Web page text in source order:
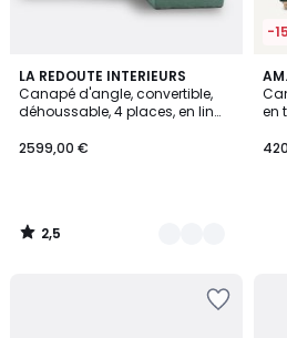
LA REDOUTE INTERIEURS
Canapé d'angle, convertible,
déhoussable, 4 places, en lin
2599,00 €
2,5
/ 5
7
Couleurs
2,5
/
-
en
3